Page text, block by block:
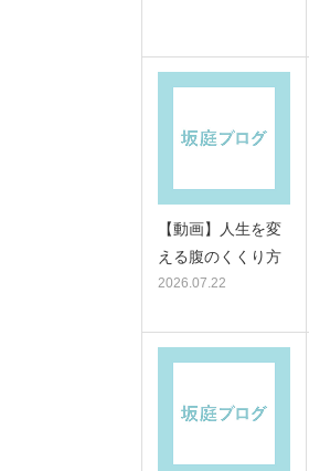
【動画】人生を変
える腹のくくり方
2026.07.22